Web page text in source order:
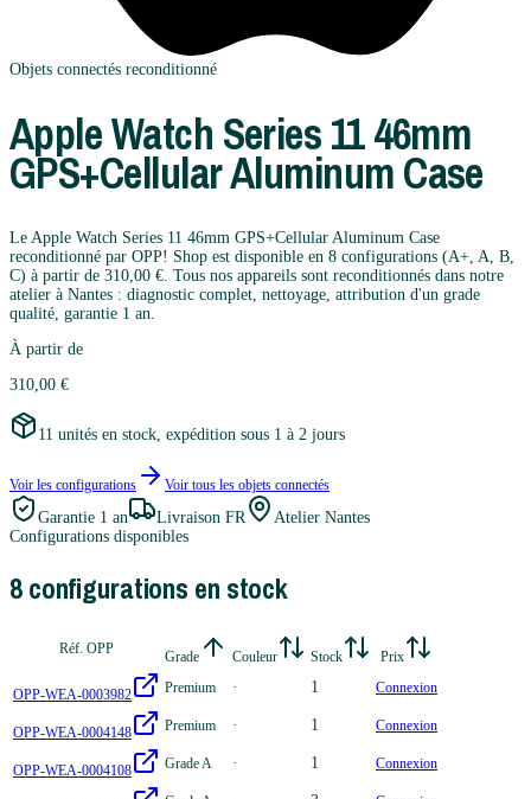
Objets connectés reconditionné
AppleWatch Series 11 46mm
GPS+Cellular Aluminum Case
Le Apple Watch Series 11 46mm GPS+Cellular Aluminum Case
reconditionné par OPP! Shop est disponible en 8 configurations (A+, A, B,
C) à partir de 310,00 €. Tous nos appareils sont reconditionnés dans notre
atelier à Nantes : diagnostic complet, nettoyage, attribution d'un grade
qualité, garantie 1 an.
À partir de
310,00 €
11 unités en stock, expédition sous 1 à 2 jours
Voir les configurations Voir tous les objets connectés
Garantie 1 an Livraison FR
Atelier Nantes
Configurations disponibles
8configurations en stock
Réf. OPP Grade Couleur Stock Prix
OPP-WEA-0003982 Premium · 1 Connexion
OPP-WEA-0004148 Premium · 1 Connexion
OPP-WEA-0004108 Grade A · 1 Connexion